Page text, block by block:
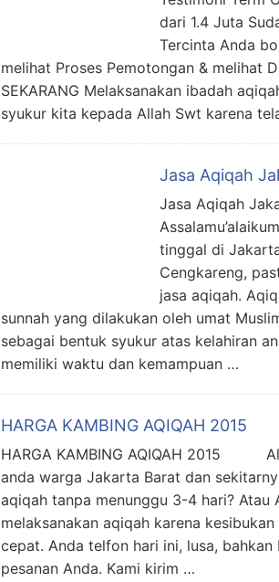
dari 1.4 Juta
Tercinta Anda
melihat Proses Pemotongan & melihat
SEKARANG Melaksanakan ibadah
syukur kita kepada Allah Swt karena
Jasa Aqiqah
Jasa Aqiqah
tinggal di
Cengkareng,
jasa aqiqah.
sunnah yang dilakukan oleh umat
sebagai bentuk syukur atas kelahiran
memiliki waktu dan kemampuan …
HARGA KAMBING AQIQAH 2015
HARGA KAMBING AQIQAH 2015
anda warga Jakarta Barat dan
aqiqah tanpa menunggu 3-4 hari? Atau
melaksanakan aqiqah karena
cepat. Anda telfon hari ini, lusa,
pesanan Anda. Kami kirim …